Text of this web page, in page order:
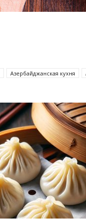
Азербайджанcкая кухня